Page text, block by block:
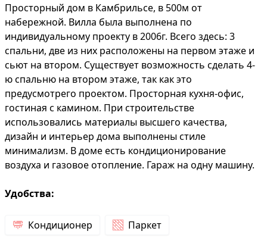
Просторный дом в Камбрильсе, в 500м от
набережной. Вилла была выполнена по
индивидуальному проекту в 2006г. Всего здесь: 3
спальни, две из них расположены на первом этаже и
сьют на втором. Существует возможность сделать 4-
ю спальню на втором этаже, так как это
предусмотрего проектом. Просторная кухня-офис,
гостиная с камином. При строительстве
использовались материалы высшего качества,
дизайн и интерьер дома выполнены стиле
минимализм. В доме есть кондиционирование
воздуха и газовое отопление. Гараж на одну машину.
Удобства:
Кондиционер Паркет